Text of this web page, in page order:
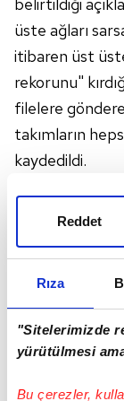
Rıza
"Sitelerimizde
yürütülmesi
Bu çerezler,
Reddet
üste ağları
itibaren üst
rekorunu"
filelere
takımların
kaydedildi.
Açıklamada,
golcü kalitesini
futbolcunun
"hayat